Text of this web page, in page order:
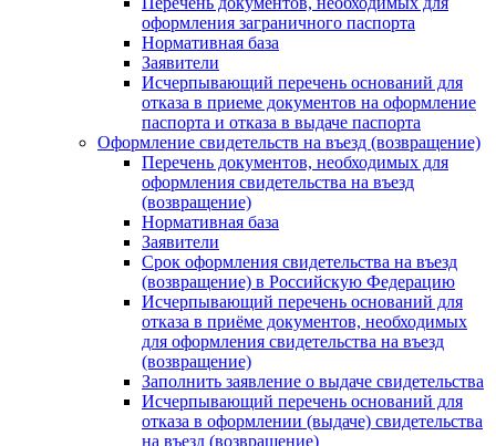
оформления заграничного паспорта
Нормативная база
Заявители
Исчерпывающий перечень оснований для
отказа в приеме документов на оформление
паспорта и отказа в выдаче паспорта
Оформление свидетельств на въезд (возвращение)
Перечень документов, необходимых для
оформления свидетельства на въезд
(возвращение)
Нормативная база
Заявители
Срок оформления свидетельства на въезд
(возвращение) в Российскую Федерацию
Исчерпывающий перечень оснований для
отказа в приёме документов, необходимых
для оформления свидетельства на въезд
(возвращение)
Заполнить заявление о выдаче свидетельства
Исчерпывающий перечень оснований для
отказа в оформлении (выдаче) свидетельства
на въезд (возвращение)